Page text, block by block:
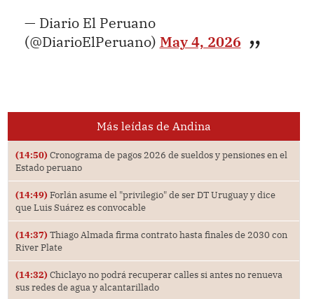
— Diario El Peruano
(@DiarioElPeruano) May 4, 2026
Más leídas de Andina
(14:50) Cronograma de pagos 2026 de sueldos y pensiones en el
Estado peruano
(14:49) Forlán asume el "privilegio" de ser DT Uruguay y dice
que Luis Suárez es convocable
(14:37) Thiago Almada firma contrato hasta finales de 2030 con
River Plate
(14:32) Chiclayo no podrá recuperar calles si antes no renueva
sus redes de agua y alcantarillado